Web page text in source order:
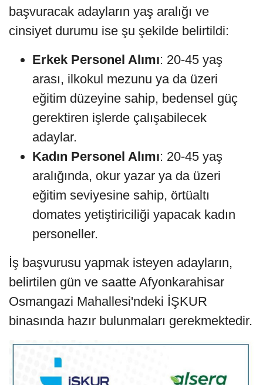
başvuracak adayların yaş aralığı ve
cinsiyet durumu ise şu şekilde belirtildi:
Erkek Personel Alımı: 20-45 yaş
arası, ilkokul mezunu ya da üzeri
eğitim düzeyine sahip, bedensel güç
gerektiren işlerde çalışabilecek
adaylar.
Kadın Personel Alımı: 20-45 yaş
aralığında, okur yazar ya da üzeri
eğitim seviyesine sahip, örtüaltı
domates yetiştiriciliği yapacak kadın
personeller.
İş başvurusu yapmak isteyen adayların,
belirtilen gün ve saatte Afyonkarahisar
Osmangazi Mahallesi'ndeki İŞKUR
binasında hazır bulunmaları gerekmektedir.